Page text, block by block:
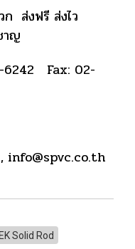
ก ส่งฟรี ส่งไว
าญ
6242 Fax: 02-
Solid Rod